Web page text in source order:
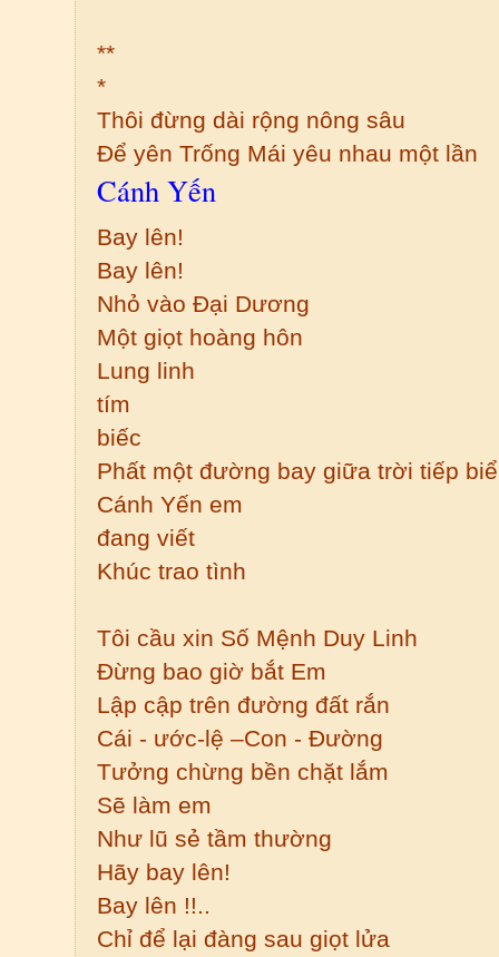
**
*
Thôi đừng dài rộng nông sâu
Để yên Trống Mái yêu nhau một lần
Cánh Yến
Bay lên!
Bay lên!
Nhỏ vào Đại Dương
Một giọt hoàng hôn
Lung linh
tím
biếc
Phất một đường bay giữa trời tiếp
Cánh Yến em
đang viết
Khúc trao tình
Tôi cầu xin Số Mệnh Duy Linh
Đừng bao giờ bắt Em
Lập cập trên đường đất rắn
Cái - ước-lệ –Con - Đường
Tưởng chừng bền chặt lắm
Sẽ làm em
Như lũ sẻ tầm thường
Hãy bay lên!
Bay lên !!..
Chỉ để lại đàng sau giọt lửa